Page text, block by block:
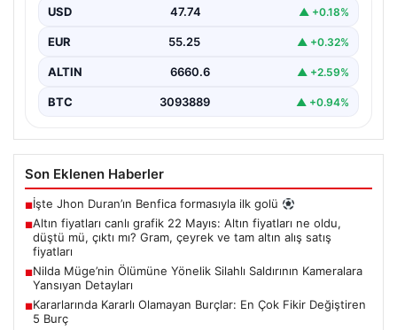
fiyatları
USD 47.74 ▲ +0.18%
EUR 55.25 ▲ +0.32%
ALTIN 6660.6 ▲ +2.59%
BTC 3093889 ▲ +0.94%
Son Eklenen Haberler
■İşte Jhon Duran’ın Benfica formasıyla ilk golü
■Altın fiyatları canlı grafik 22 Mayıs: Altın fiyatları ne oldu,
düştü mü, çıktı mı? Gram, çeyrek ve tam altın alış satış
fiyatları
■Nilda Müge’nin Ölümüne Yönelik Silahlı Saldırının Kameralara
Yansıyan Detayları
■Kararlarında Kararlı Olamayan Burçlar: En Çok Fikir Değiştiren
5 Burç